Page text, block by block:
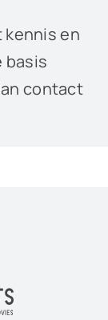
kennis en
basis
contact